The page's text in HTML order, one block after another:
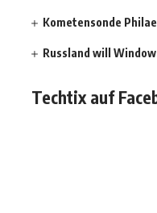
Kometensonde
Russland will
Techtix auf